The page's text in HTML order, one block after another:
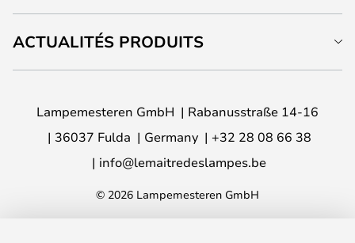
ACTUALITÉS PRODUITS
Lampemesteren GmbH
Rabanusstraße 14-16
36037 Fulda
Germany
+32 28 08 66 38
info@lemaitredeslampes.be
© 2026 Lampemesteren GmbH